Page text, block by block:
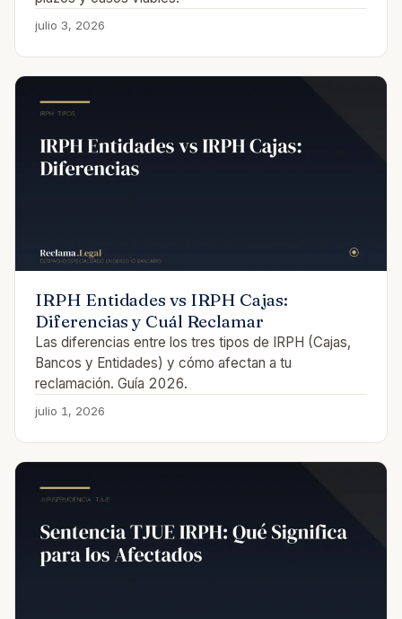
julio 3, 2026
IRPH Entidades vs IRPH Cajas:
Diferencias y Cuál Reclamar
Las diferencias entre los tres tipos de IRPH (Cajas,
Bancos y Entidades) y cómo afectan a tu
reclamación. Guía 2026.
julio 1, 2026